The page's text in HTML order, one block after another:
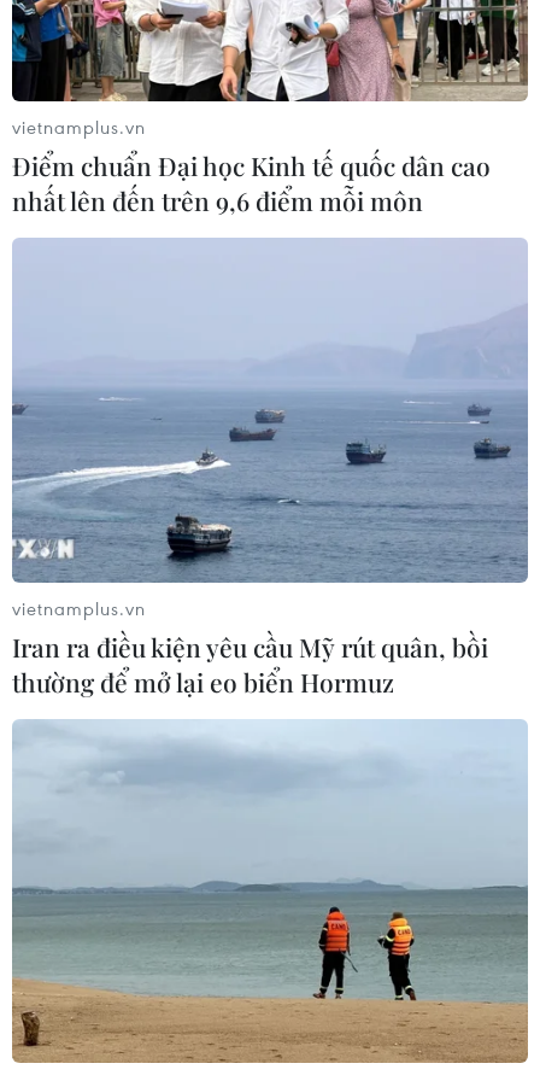
kiểm soát biên giới với Ukraine
09/02/2024 13:58
Người nông dân ở Ba Lan cho rằng việc mở cửa thị
trường Liên minh châu Âu (EU) cho nông sản của
Ukraine đã khiến giá hàng hóa trong nước giảm và gây
ra sự cạnh tranh không lành mạnh.
Tây Ban Nha: Nông dân lái máy kéo chặn
vietnamplus.vn
Điểm chuẩn Đại học Kinh tế quốc dân cao
nhất lên đến trên 9,6 điểm mỗi môn
vietnamplus.vn
Iran ra điều kiện yêu cầu Mỹ rút quân, bồi
thường để mở lại eo biển Hormuz